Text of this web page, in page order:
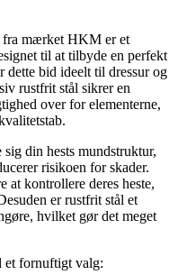
fra mærket HKM er et
til at tilbyde en perfekt
bid ideelt til dressur og
rustfrit stål sikrer en
over for elementerne,
din hests mundstruktur,
risikoen for skader.
at kontrollere deres heste,
er rustfrit stål et
hvilket gør det meget
et fornuftigt valg: